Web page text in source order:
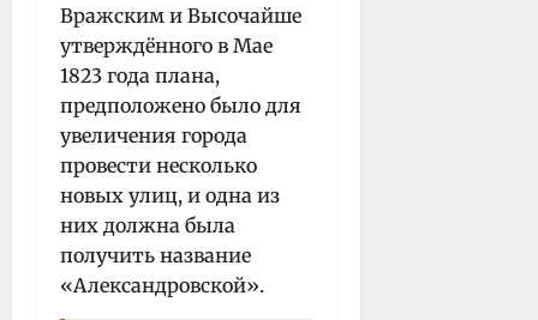
Вражским и Высочайше
утверждённого в Мае
1823 года плана,
предположено было для
увеличения города
провести несколько
новых улиц, и одна из
них должна была
получить название
«Александровской».